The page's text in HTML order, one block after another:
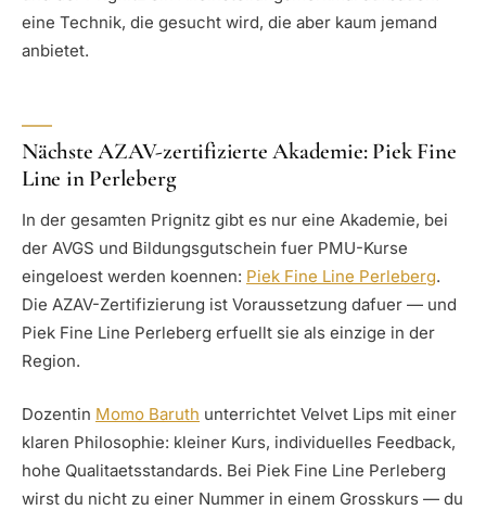
eine Technik, die gesucht wird, die aber kaum jemand
anbietet.
Nächste AZAV-zertifizierte Akademie: Piek Fine
Line in Perleberg
In der gesamten Prignitz gibt es nur eine Akademie, bei
der AVGS und Bildungsgutschein fuer PMU-Kurse
eingeloest werden koennen: Piek Fine Line Perleberg.
Die AZAV-Zertifizierung ist Voraussetzung dafuer — und
Piek Fine Line Perleberg erfuellt sie als einzige in der
Region.
Dozentin Momo Baruth unterrichtet Velvet Lips mit einer
klaren Philosophie: kleiner Kurs, individuelles Feedback,
hohe Qualitaetsstandards. Bei Piek Fine Line Perleberg
wirst du nicht zu einer Nummer in einem Grosskurs — du